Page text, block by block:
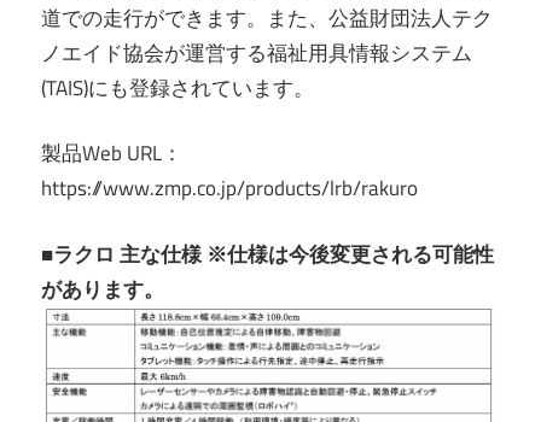
道での走行ができます。また、公益財団法人テク
ノエイド協会が運営する福祉用具情報システム
(TAIS)にも登録されています。
製品Web URL：
https://www.zmp.co.jp/products/lrb/rakuro
■ラクロ 主な仕様 ※仕様は今後変更される可能性
があります。